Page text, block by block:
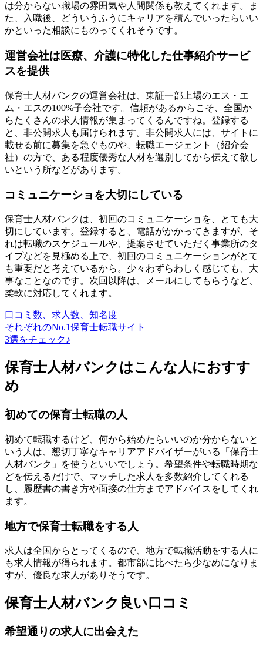
は分からない職場の雰囲気や人間関係も教えてくれます。ま
た、入職後、どういうふうにキャリアを積んでいったらいい
かといった相談にものってくれそうです。
運営会社は医療、介護に特化した仕事紹介サービ
スを提供
保育士人材バンクの運営会社は、東証一部上場のエス・エ
ム・エスの100%子会社です。信頼があるからこそ、全国か
らたくさんの求人情報が集まってくるんですね。登録する
と、非公開求人も届けられます。非公開求人には、サイトに
載せる前に募集を急ぐものや、転職エージェント（紹介会
社）の方で、ある程度優秀な人材を選別してから伝えて欲し
いという所などがあります。
コミュニケーショを大切にしている
保育士人材バンクは、初回のコミュニケーショを、とても大
切にしています。登録すると、電話がかかってきますが、そ
れは転職のスケジュールや、提案させていただく事業所のタ
イプなどを見極める上で、初回のコミュニケーションがとて
も重要だと考えているから。少々わずらわしく感じても、大
事なことなのです。次回以降は、メールにしてもらうなど、
柔軟に対応してくれます。
口コミ数、求人数、知名度
それぞれのNo.1保育士転職サイト
3選をチェック♪
保育士人材バンクはこんな人におすす
め
初めての保育士転職の人
初めて転職するけど、何から始めたらいいのか分からないと
いう人は、懇切丁寧なキャリアアドバイザーがいる「保育士
人材バンク」を使うといいでしょう。希望条件や転職時期な
どを伝えるだけで、マッチした求人を多数紹介してくれる
し、履歴書の書き方や面接の仕方までアドバイスをしてくれ
ます。
地方で保育士転職をする人
求人は全国からとってくるので、地方で転職活動をする人に
も求人情報が得られます。都市部に比べたら少なめになりま
すが、優良な求人がありそうです。
保育士人材バンク良い口コミ
希望通りの求人に出会えた